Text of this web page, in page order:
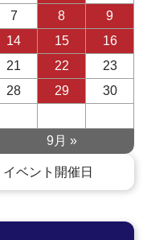
7 8
9
14 15
16
21 22
23
28 29
30
9月 »
イベント開催日